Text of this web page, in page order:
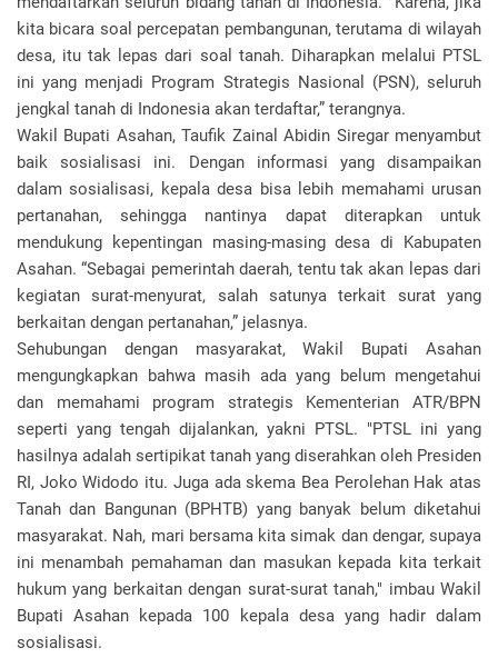
kita bicara soal percepatan pembangunan, terutama di wilayah
desa, itu tak lepas dari soal tanah. Diharapkan melalui PTSL
ini yang menjadi Program Strategis Nasional (PSN), seluruh
jengkal tanah di Indonesia akan terdaftar,” terangnya.
Wakil Bupati Asahan, Taufik Zainal Abidin Siregar menyambut
baik sosialisasi ini. Dengan informasi yang disampaikan
dalam sosialisasi, kepala desa bisa lebih memahami urusan
pertanahan, sehingga nantinya dapat diterapkan untuk
mendukung kepentingan masing-masing desa di Kabupaten
Asahan. “Sebagai pemerintah daerah, tentu tak akan lepas dari
kegiatan surat-menyurat, salah satunya terkait surat yang
berkaitan dengan pertanahan,” jelasnya.
Sehubungan dengan masyarakat, Wakil Bupati Asahan
mengungkapkan bahwa masih ada yang belum mengetahui
dan memahami program strategis Kementerian ATR/BPN
seperti yang tengah dijalankan, yakni PTSL. "PTSL ini yang
hasilnya adalah sertipikat tanah yang diserahkan oleh Presiden
RI, Joko Widodo itu. Juga ada skema Bea Perolehan Hak atas
Tanah dan Bangunan (BPHTB) yang banyak belum diketahui
masyarakat. Nah, mari bersama kita simak dan dengar, supaya
ini menambah pemahaman dan masukan kepada kita terkait
hukum yang berkaitan dengan surat-surat tanah," imbau Wakil
Bupati Asahan kepada 100 kepala desa yang hadir dalam
sosialisasi.